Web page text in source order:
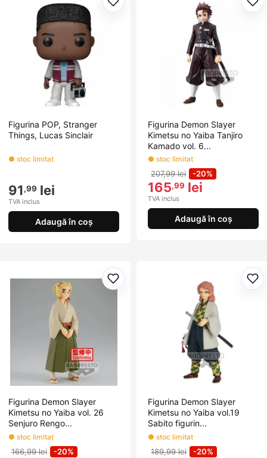
Adaugă la favorite
Figurina POP, Stranger
Things, Lucas Sinclair
● stoc limitat
91,99 lei
TVA inclus
Adaugă în coș
Figurina Demon Slayer
Kimetsu no Yaiba Tanjiro
Kamado vol. 6...
● stoc limitat
207,99 lei -20%
165,99 lei
TVA inclus
Adaugă în coș
Adaugă la favorite
Figurina Demon Slayer
Kimetsu no Yaiba vol. 26
Senjuro Rengo...
● stoc limitat
166,99 lei -20%
Figurina Demon Slayer
Kimetsu no Yaiba vol.19
Sabito figurin...
● stoc limitat
189,99 lei -20%